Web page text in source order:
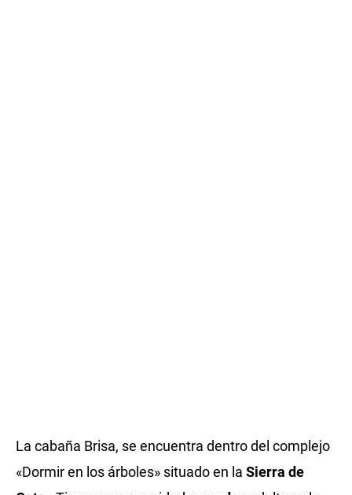
La cabaña Brisa, se encuentra dentro del complejo
«Dormir en los árboles» situado en la Sierra de